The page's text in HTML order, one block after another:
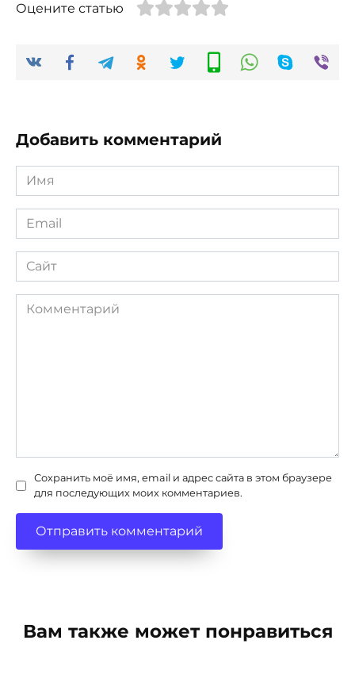
Оцените статью
Добавить комментарий
Имя
*
Email
*
Сайт
Комментарий
Сохранить моё имя, email и адрес сайта в этом браузере
для последующих моих комментариев.
Вам также может понравиться